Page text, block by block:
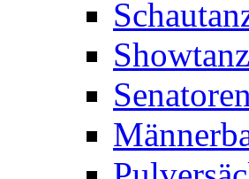
Showtanz